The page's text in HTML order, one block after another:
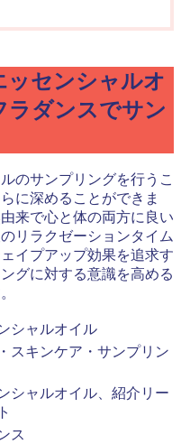
ッセンシャルオ
ラダンスでサン
のサンプリングを行うこ
に深めることができま
来で心と体の両方に良い
リラクゼーションタイム
イプアップ効果を追求す
グに対する意識を高める
シャルオイル
スキンケア・サンプリン
シャルオイル、紹介リー
ス